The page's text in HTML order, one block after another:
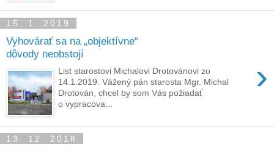
15. 1. 2019
Vyhovárať sa na „objektívne“
dôvody neobstojí
›
List starostovi Michalovi Drotovánovi zo
14.1.2019. Vážený pán starosta Mgr. Michal
Drotován, chcel by som Vás požiadať
o vypracova...
13. 12. 2018